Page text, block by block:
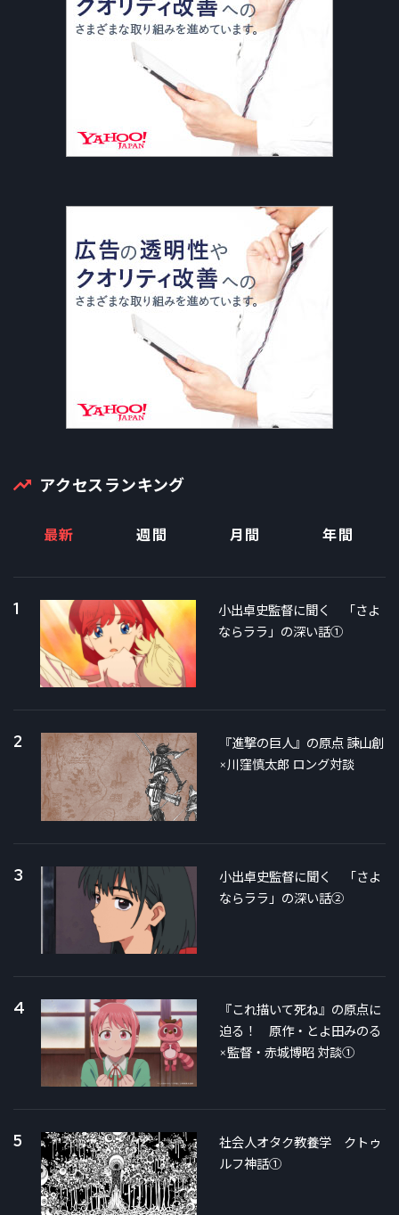
アクセスランキング
最新 週間 月間 年間
1
小出卓史監督に聞く 「さよ
ならララ」の深い話①
2
『進撃の巨人』の原点 諫山創
×川窪慎太郎 ロング対談
3
小出卓史監督に聞く 「さよ
ならララ」の深い話②
4
『これ描いて死ね』の原点に
迫る！ 原作・とよ田みのる
×監督・赤城博昭 対談①
5
社会人オタク教養学 クトゥ
ルフ神話①